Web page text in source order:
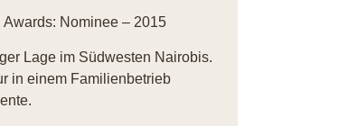
Nominee – 2015
Lage im Südwesten Nairobis.
in einem Familienbetrieb